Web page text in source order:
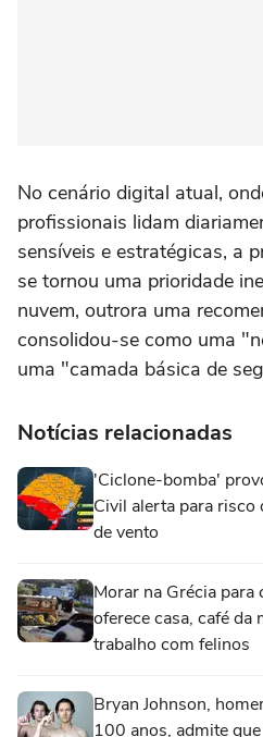
No cenário digital atual,
profissionais lidam
sensíveis e estratégicas, a
se tornou uma prioridade
nuvem, outrora uma
consolidou-se como uma
uma "camada básica de
Notícias relacionadas
'Ciclone-bomba'
Civil alerta para risco
de vento
Morar na Grécia para
oferece casa, café da
trabalho com felinos
Bryan Johnson,
100 anos, admite